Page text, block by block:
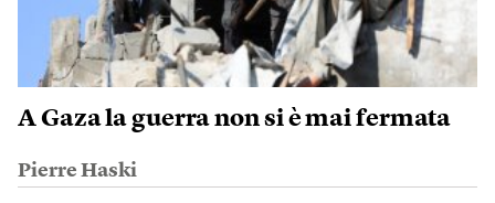
A Gaza la guerra non si è mai fermata
Pierre Haski